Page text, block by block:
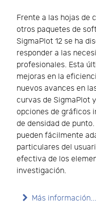
Frente a las hojas de
otros paquetes de
SigmaPlot 12 se ha
responder a las
profesionales. Esta
mejoras en la
nuevos avances en
curvas de SigmaPlot
opciones de gráficos
de densidad de
pueden fácilmente
particulares del
efectiva de los
investigación.
Más información...